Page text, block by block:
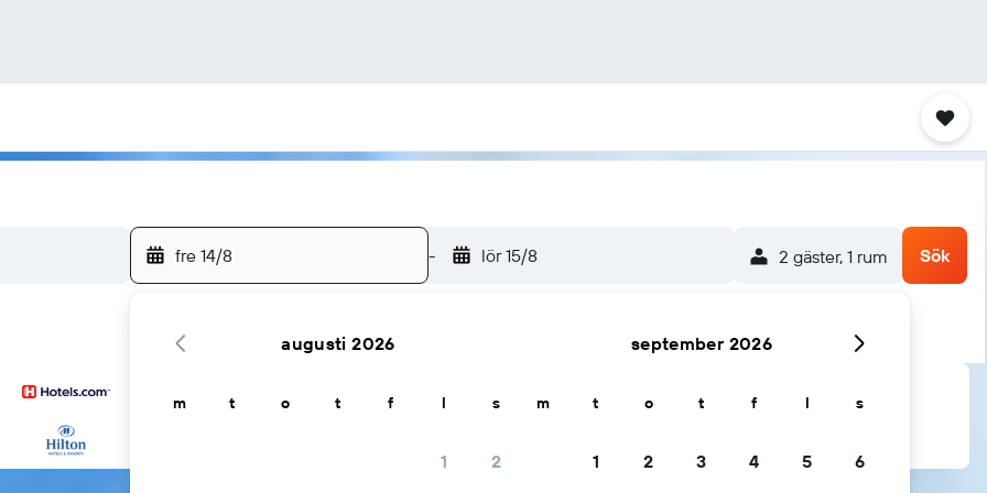
fre 14/8 - lör 15/8 2 gäster, 1 rum Sök
augusti 2026
m t o t f l s
1 2
september 2026
m t o t f l s
1 2 3 4 5 6